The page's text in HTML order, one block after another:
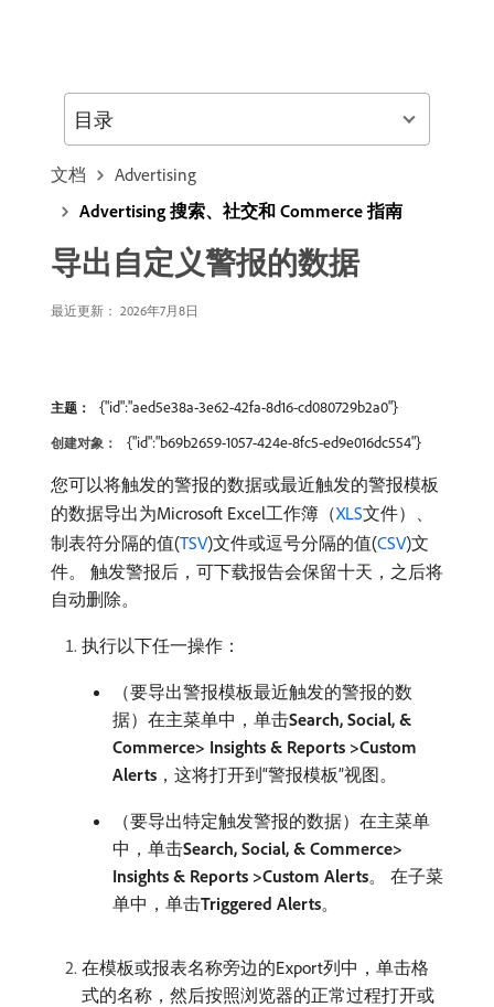
文档
Advertising
Advertising 搜索、社交和 Commerce 指南
导出自定义警报的数据
最近更新： 2026年7月8日
主题： {"id":"aed5e38a-3e62-42fa-8d16-cd080729b2a0"}
创建对象： {"id":"b69b2659-1057-424e-8fc5-ed9e016dc554"}
您可以将触发的警报的数据或最近触发的警报模板
的数据导出为Microsoft Excel工作簿（XLS文件）、
制表符分隔的值(TSV)文件或逗号分隔的值(CSV)文
件。 触发警报后，可下载报告会保留十天，之后将
自动删除。
执行以下任一操作：
（要导出警报模板最近触发的警报的数
据）在主菜单中，单击​Search, Social, &
Commerce> Insights & Reports >Custom
Alerts ，这将打开到“警报模板”视图。
（要导出特定触发警报的数据）在主菜单
中，单击​Search, Social, & Commerce>
Insights & Reports >Custom Alerts。 在子菜
单中，单击​Triggered Alerts。
在模板或报表名称旁边的Export列中，单击格
式的名称，然后按照浏览器的正常过程打开或
目录